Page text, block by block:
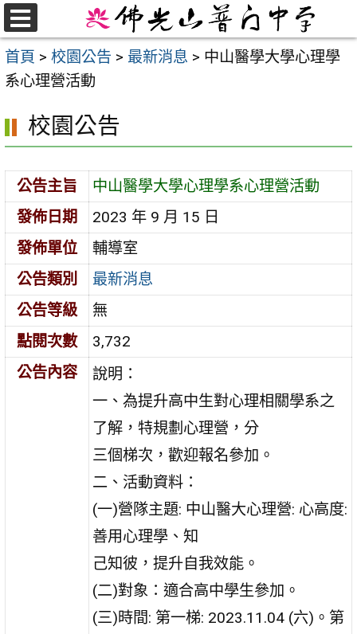
跳
至
主
要
首頁 > 校園公告 > 最新消息 > 中山醫學大學心理學
系心理營活動
校園公告
公告主旨
中山醫學大學心理學系心理營活動
發佈日期
2023 年 9 月 15 日
發佈單位
輔導室
公告類別
最新消息
公告等級
無
點閱次數
3,732
公告內容
說明：
一、為提升高中生對心理相關學系之
了解，特規劃心理營，分
三個梯次，歡迎報名參加。
二、活動資料：
(一)營隊主題: 中山醫大心理營: 心高度:
善用心理學、知
己知彼，提升自我效能。
(二)對象：適合高中學生參加。
(三)時間: 第一梯: 2023.11.04 (六)。第
選
單